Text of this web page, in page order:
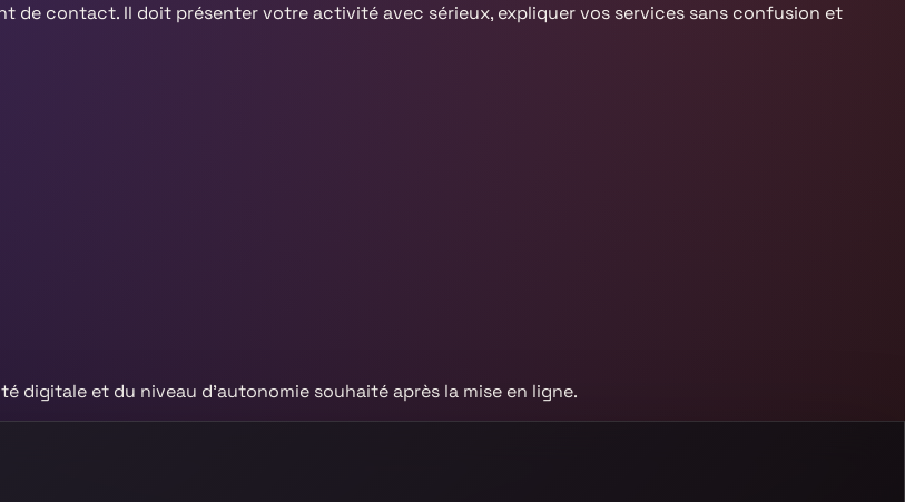
de contact. Il doit présenter votre activité avec sérieux, expliquer vos services sans confusion et
et du niveau d’autonomie souhaité après la mise en ligne.